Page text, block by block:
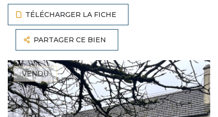
TÉLÉCHARGER LA FICHE
PARTAGER CE BIEN
VENDU